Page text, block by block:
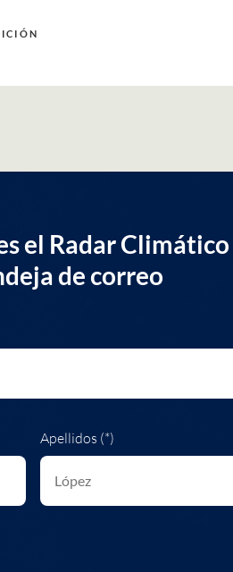
el Radar Climático
de correo
Apellidos (*)